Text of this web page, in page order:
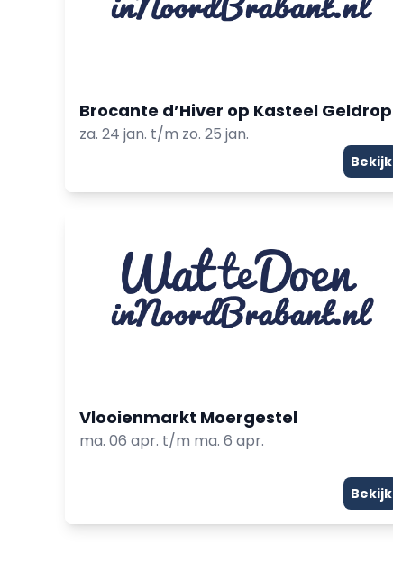
Brocante d’Hiver op Kasteel Geldrop
za. 24 jan. t/m zo. 25 jan.
Bekijk
Vlooienmarkt Moergestel
ma. 06 apr. t/m ma. 6 apr.
Bekijk